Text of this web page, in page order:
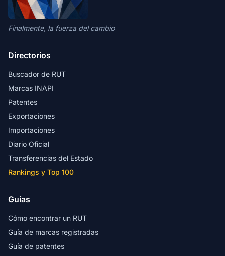
Finalmente, la fuerza del cambio
Directorios
Buscador de RUT
Marcas INAPI
Patentes
Exportaciones
Importaciones
Diario Oficial
Transferencias del Estado
Rankings y Top 100
Guías
Cómo encontrar un RUT
Guía de marcas registradas
Guía de patentes